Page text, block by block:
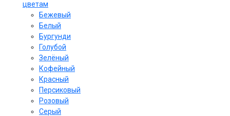
цветам
Бежевый
Белый
Бургунди
Голубой
Зелёный
Кофейный
Красный
Персиковый
Розовый
Серый